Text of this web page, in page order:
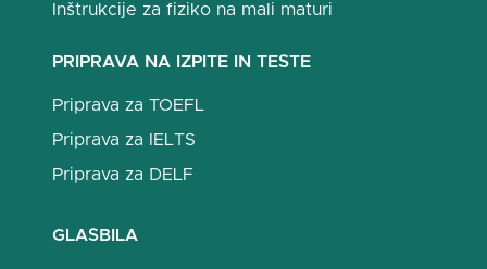
Inštrukcije za fiziko na mali maturi
PRIPRAVA NA IZPITE IN TESTE
Priprava za TOEFL
Priprava za IELTS
Priprava za DELF
GLASBILA